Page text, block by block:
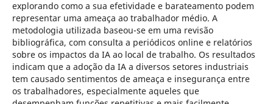
explorando como a sua efetividade e barateamento podem
representar uma ameaça ao trabalhador médio. A
metodologia utilizada baseou-se em uma revisão
bibliográfica, com consulta a periódicos online e relatórios
sobre os impactos da IA ao local de trabalho. Os resultados
indicam que a adoção da IA a diversos setores industriais
tem causado sentimentos de ameaça e insegurança entre
os trabalhadores, especialmente aqueles que